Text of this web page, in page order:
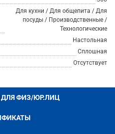
Для кухни / Для общепита / Для
посуды / Производственные /
Технологические
Настольная
Сплошная
Отсутствует
ФИЗ/ЮР.ЛИЦ